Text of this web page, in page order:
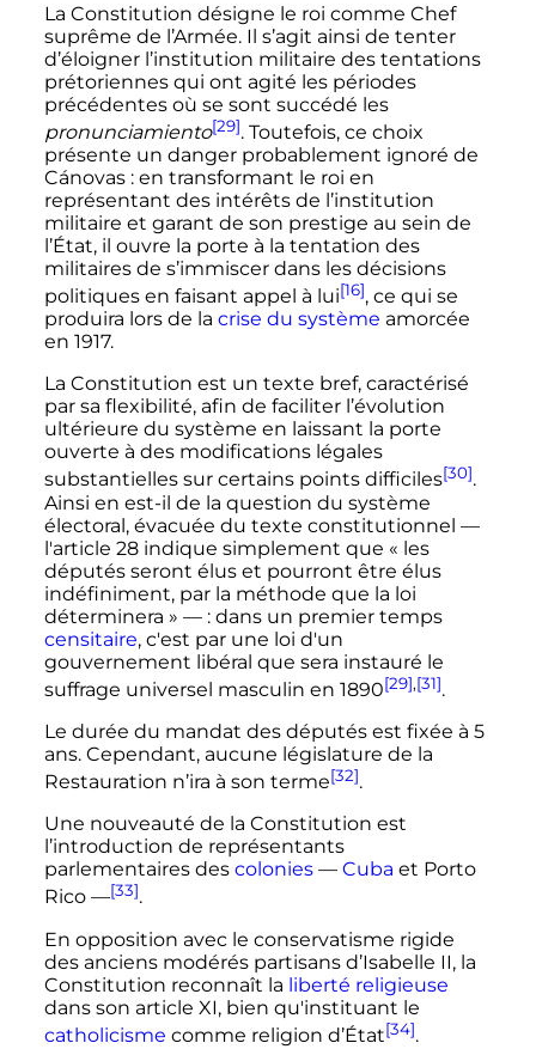
La Constitution désigne le roi comme Chef
suprême de l’Armée. Il s’agit ainsi de tenter
d’éloigner l’institution militaire des tentations
prétoriennes qui ont agité les périodes
précédentes où se sont succédé les
pronunciamiento[29]. Toutefois, ce choix
présente un danger probablement ignoré de
Cánovas : en transformant le roi en
représentant des intérêts de l’institution
militaire et garant de son prestige au sein de
l’État, il ouvre la porte à la tentation des
militaires de s’immiscer dans les décisions
politiques en faisant appel à lui[16], ce qui se
produira lors de la crise du système amorcée
en 1917.
La Constitution est un texte bref, caractérisé
par sa flexibilité, afin de faciliter l’évolution
ultérieure du système en laissant la porte
ouverte à des modifications légales
substantielles sur certains points difficiles[30].
Ainsi en est-il de la question du système
électoral, évacuée du texte constitutionnel —
l'article 28 indique simplement que « les
députés seront élus et pourront être élus
indéfiniment, par la méthode que la loi
déterminera » — : dans un premier temps
censitaire, c'est par une loi d'un
gouvernement libéral que sera instauré le
suffrage universel masculin en 1890[29],[31].
Le durée du mandat des députés est fixée à 5
ans. Cependant, aucune législature de la
Restauration n’ira à son terme[32].
Une nouveauté de la Constitution est
l’introduction de représentants
parlementaires des colonies — Cuba et Porto
Rico —[33].
En opposition avec le conservatisme rigide
des anciens modérés partisans d’Isabelle II, la
Constitution reconnaît la liberté religieuse
dans son article XI, bien qu'instituant le
catholicisme comme religion d’État[34].